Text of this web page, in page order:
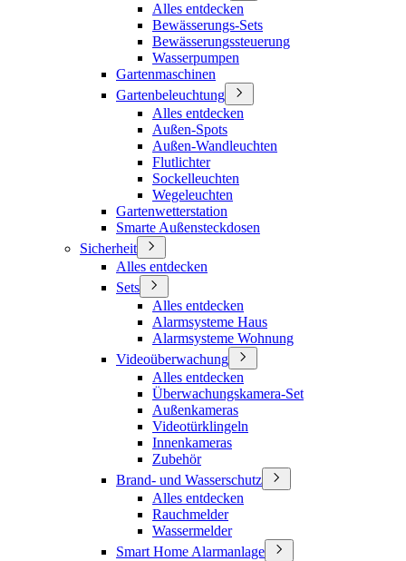
Alles entdecken
Bewässerungs-Sets
Bewässerungssteuerung
Wasserpumpen
Gartenmaschinen
Gartenbeleuchtung
Alles entdecken
Außen-Spots
Außen-Wandleuchten
Flutlichter
Sockelleuchten
Wegeleuchten
Gartenwetterstation
Smarte Außensteckdosen
Sicherheit
Alles entdecken
Sets
Alles entdecken
Alarmsysteme Haus
Alarmsysteme Wohnung
Videoüberwachung
Alles entdecken
Überwachungskamera-Set
Außenkameras
Videotürklingeln
Innenkameras
Zubehör
Brand- und Wasserschutz
Alles entdecken
Rauchmelder
Wassermelder
Smart Home Alarmanlage